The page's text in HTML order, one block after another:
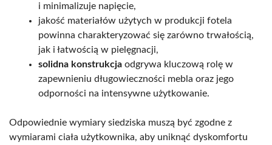
i minimalizuje napięcie,
jakość materiałów użytych w produkcji fotela
powinna charakteryzować się zarówno trwałością,
jak i łatwością w pielęgnacji,
solidna konstrukcja odgrywa kluczową rolę w
zapewnieniu długowieczności mebla oraz jego
odporności na intensywne użytkowanie.
Odpowiednie wymiary siedziska muszą być zgodne z
wymiarami ciała użytkownika, aby uniknąć dyskomfortu